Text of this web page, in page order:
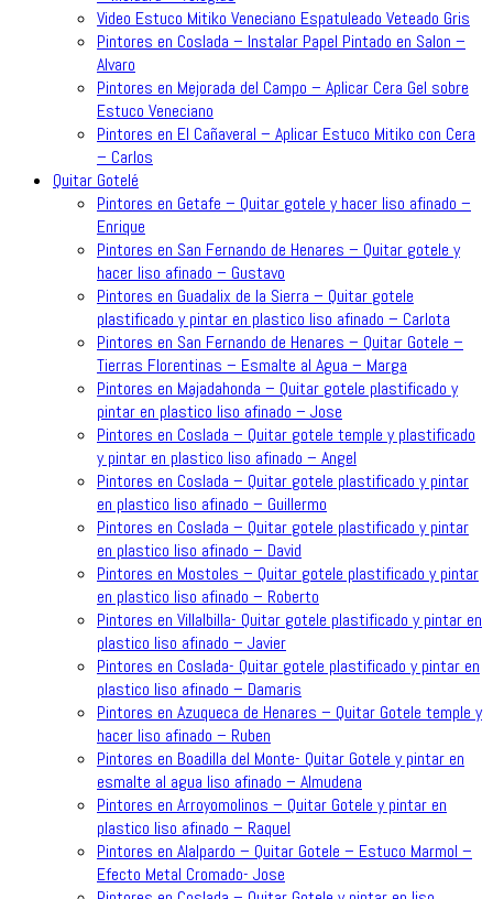
Video Estuco Mitiko Veneciano Espatuleado Veteado Gris
Pintores en Coslada – Instalar Papel Pintado en Salon –
Alvaro
Pintores en Mejorada del Campo – Aplicar Cera Gel sobre
Estuco Veneciano
Pintores en El Cañaveral – Aplicar Estuco Mitiko con Cera
– Carlos
Quitar Gotelé
Pintores en Getafe – Quitar gotele y hacer liso afinado –
Enrique
Pintores en San Fernando de Henares – Quitar gotele y
hacer liso afinado – Gustavo
Pintores en Guadalix de la Sierra – Quitar gotele
plastificado y pintar en plastico liso afinado – Carlota
Pintores en San Fernando de Henares – Quitar Gotele –
Tierras Florentinas – Esmalte al Agua – Marga
Pintores en Majadahonda – Quitar gotele plastificado y
pintar en plastico liso afinado – Jose
Pintores en Coslada – Quitar gotele temple y plastificado
y pintar en plastico liso afinado – Angel
Pintores en Coslada – Quitar gotele plastificado y pintar
en plastico liso afinado – Guillermo
Pintores en Coslada – Quitar gotele plastificado y pintar
en plastico liso afinado – David
Pintores en Mostoles – Quitar gotele plastificado y pintar
en plastico liso afinado – Roberto
Pintores en Villalbilla- Quitar gotele plastificado y pintar en
plastico liso afinado – Javier
Pintores en Coslada- Quitar gotele plastificado y pintar en
plastico liso afinado – Damaris
Pintores en Azuqueca de Henares – Quitar Gotele temple y
hacer liso afinado – Ruben
Pintores en Boadilla del Monte- Quitar Gotele y pintar en
esmalte al agua liso afinado – Almudena
Pintores en Arroyomolinos – Quitar Gotele y pintar en
plastico liso afinado – Raquel
Pintores en Alalpardo – Quitar Gotele – Estuco Marmol –
Efecto Metal Cromado- Jose